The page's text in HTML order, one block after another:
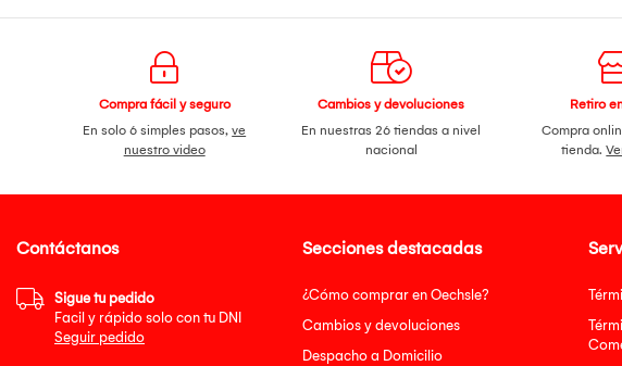
Compra fácil y seguro
En solo 6 simples pasos,ve
nuestro video
Cambios y devoluciones
En nuestras 26 tiendas a nivel
nacional
Retiro
Compra
tienda.
Secciones destacadas
¿Cómo comprar en Oechsle?
Cambios y devoluciones
Despacho a Domicilio
Contáctanos
Sigue tu pedido
Facil y rápido solo con tu DNI
Seguir pedido